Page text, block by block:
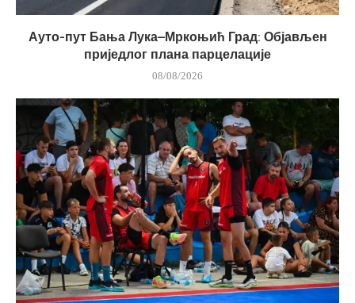
Ауто-пут Бања Лука–Мркоњић Град: Објављен
приједлог плана парцелације
08/08/2026